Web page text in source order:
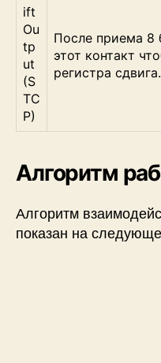
ift
Ou
tp
ut
(S
TC
P)
После приема 8
этот контакт
регистра сдвига.
Алгоритм
Алгоритм
показан на